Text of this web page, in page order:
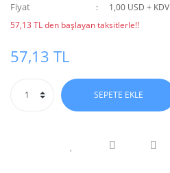
Fiyat
1,00 USD + KDV
57,13 TL den başlayan taksitlerle!!
57,13 TL
SEPETE EKLE